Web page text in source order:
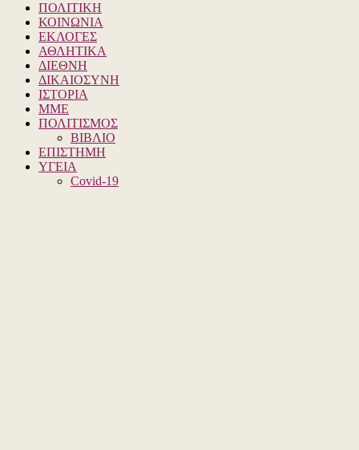
ΠΟΛΙΤΙΚΗ
ΚΟΙΝΩΝΙΑ
ΕΚΛΟΓΕΣ
ΑΘΛΗΤΙΚΑ
ΔΙΕΘΝΗ
ΔΙΚΑΙΟΣΥΝΗ
ΙΣΤΟΡΙΑ
ΜΜΕ
ΠΟΛΙΤΙΣΜΟΣ
ΒΙΒΛΙΟ
ΕΠΙΣΤΗΜΗ
ΥΓΕΙΑ
Covid-19